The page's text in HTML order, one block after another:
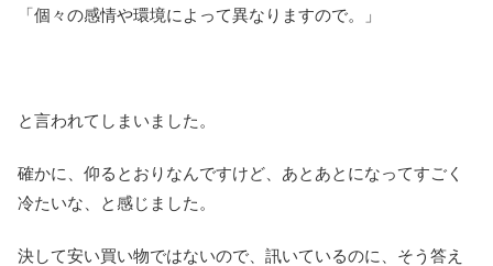
「個々の感情や環境によって異なりますので。」
と言われてしまいました。
確かに、仰るとおりなんですけど、あとあとになってすごく
冷たいな、と感じました。
決して安い買い物ではないので、訊いているのに、そう答え